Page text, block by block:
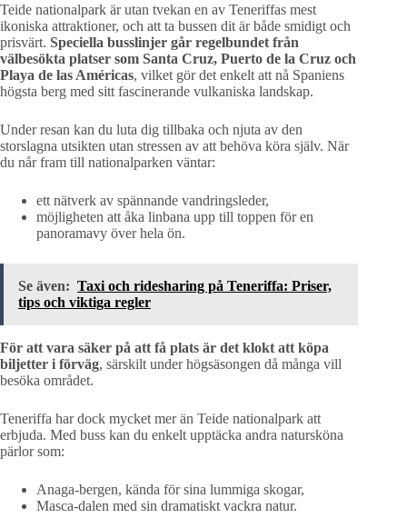
Teide nationalpark är utan tvekan en av Teneriffas mest
ikoniska attraktioner, och att ta bussen dit är både smidigt och
prisvärt. Speciella busslinjer går regelbundet från
välbesökta platser som Santa Cruz, Puerto de la Cruz och
Playa de las Américas, vilket gör det enkelt att nå Spaniens
högsta berg med sitt fascinerande vulkaniska landskap.
Under resan kan du luta dig tillbaka och njuta av den
storslagna utsikten utan stressen av att behöva köra själv. När
du når fram till nationalparken väntar:
ett nätverk av spännande vandringsleder,
möjligheten att åka linbana upp till toppen för en
panoramavy över hela ön.
Se även: Taxi och ridesharing på Teneriffa: Priser,
tips och viktiga regler
För att vara säker på att få plats är det klokt att köpa
biljetter i förväg, särskilt under högsäsongen då många vill
besöka området.
Teneriffa har dock mycket mer än Teide nationalpark att
erbjuda. Med buss kan du enkelt upptäcka andra natursköna
pärlor som:
Anaga-bergen, kända för sina lummiga skogar,
Masca-dalen med sin dramatiskt vackra natur.